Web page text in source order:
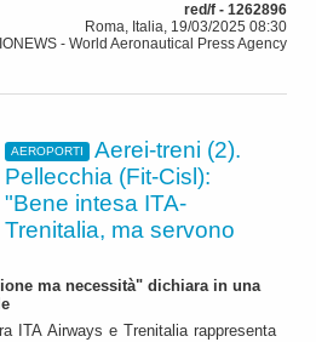
red/f - 1262896
Roma, Italia, 19/03/2025 08:30
- World Aeronautical Press Agency
AEROPORTI
Aerei-treni (2).
Pellecchia (Fit-Cisl):
"Bene intesa ITA-
Trenitalia, ma servono
ma necessità" dichiara in una
ITA Airways e Trenitalia rappresenta